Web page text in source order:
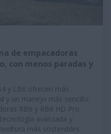
de empacadoras
con menos paradas y
y LB6 ofrecen más
y un manejo más sencillo;
RB6 y RB6 HD Pro
avanzada y
más sostenibles